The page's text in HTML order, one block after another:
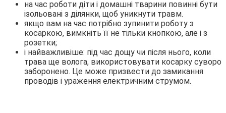
на час роботи діти і домашні тварини повинні бути
ізольовані з ділянки, щоб уникнути травм.
якщо вам на час потрібно зупинити роботу з
косаркою, вимкніть її не тільки кнопкою, але і з
розетки;
і найважливіше: під час дощу чи після нього, коли
трава ще волога, використовувати косарку суворо
заборонено. Це може призвести до замикання
проводів і ураження електричним струмом.